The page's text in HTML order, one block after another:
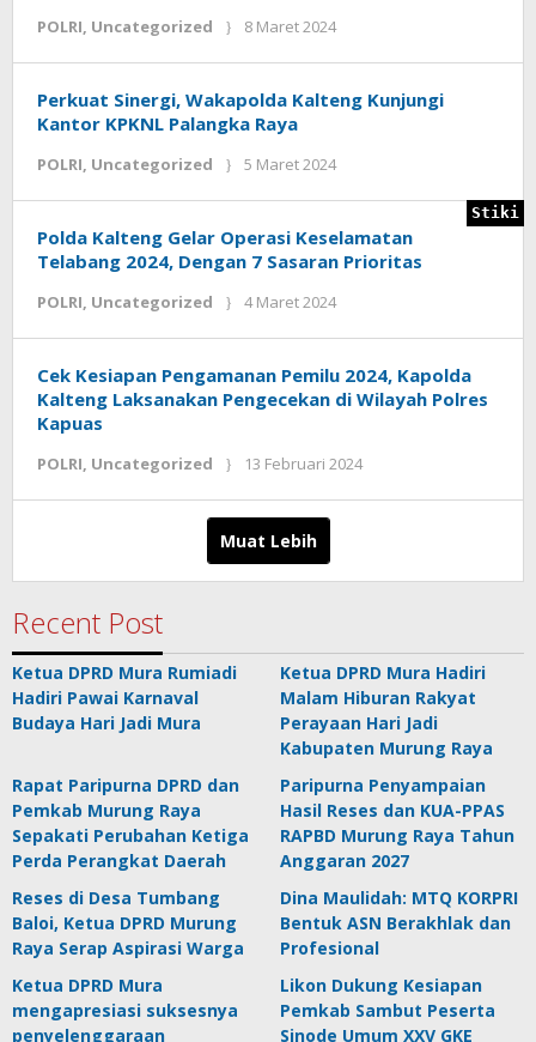
POLRI, Uncategorized 8 Maret 2024
Perkuat Sinergi, Wakapolda Kalteng Kunjungi
Kantor KPKNL Palangka Raya
POLRI, Uncategorized 5 Maret 2024
Polda Kalteng Gelar Operasi Keselamatan
Telabang 2024, Dengan 7 Sasaran Prioritas
POLRI, Uncategorized 4 Maret 2024
Stiki
Cek Kesiapan Pengamanan Pemilu 2024, Kapolda
Kalteng Laksanakan Pengecekan di Wilayah Polres
Kapuas
POLRI, Uncategorized 13 Februari 2024
Muat Lebih
Recent Post
Ketua DPRD Mura Rumiadi
Hadiri Pawai Karnaval
Budaya Hari Jadi Mura
Ketua DPRD Mura Hadiri
Malam Hiburan Rakyat
Perayaan Hari Jadi
Kabupaten Murung Raya
Rapat Paripurna DPRD dan
Pemkab Murung Raya
Sepakati Perubahan Ketiga
Perda Perangkat Daerah
Paripurna Penyampaian
Hasil Reses dan KUA-PPAS
RAPBD Murung Raya Tahun
Anggaran 2027
Reses di Desa Tumbang
Baloi, Ketua DPRD Murung
Raya Serap Aspirasi Warga
Dina Maulidah: MTQ KORPRI
Bentuk ASN Berakhlak dan
Profesional
Ketua DPRD Mura
mengapresiasi suksesnya
penyelenggaraan
Likon Dukung Kesiapan
Pemkab Sambut Peserta
Sinode Umum XXV GKE